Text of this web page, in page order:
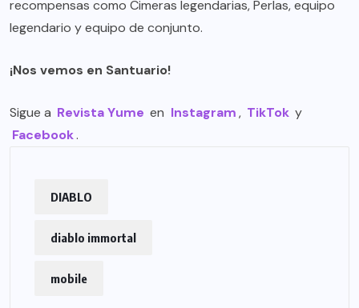
recompensas como Cimeras legendarias, Perlas, equipo
legendario y equipo de conjunto.
¡Nos vemos en Santuario!
Sigue a Revista Yume en Instagram, TikTok y
Facebook.
DIABLO
diablo immortal
mobile